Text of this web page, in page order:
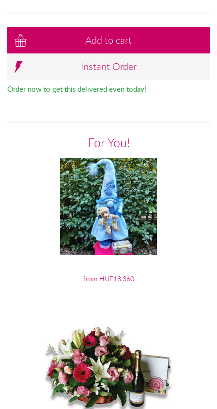
Add to cart
Instant Order
Order now to get this delivered even today!
For You!
from HUF18,360